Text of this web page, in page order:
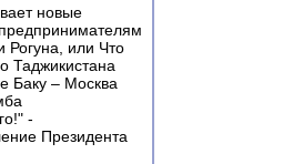
новые
или Что
Таджикистана
Баку – Москва
-
Президента